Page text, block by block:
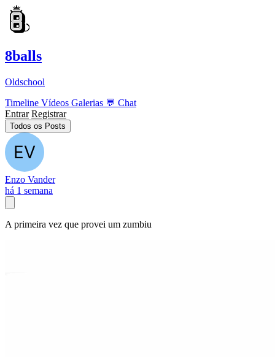
8balls
Oldschool
Timeline Vídeos Galerias 💬 Chat
Entrar Registrar
Todos os Posts
Enzo Vander
há 1 semana
A primeira vez que provei um zumbiu